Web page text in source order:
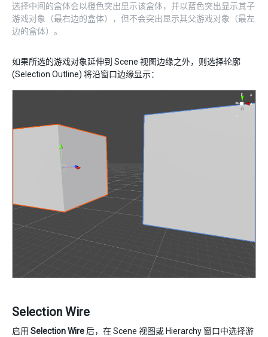
选择中间的盒体会以橙色突出显示该盒体，并以蓝色突出显示其子
游戏对象（最右边的盒体），但不会突出显示其父游戏对象（最左
边的盒体）。
如果所选的游戏对象延伸到 Scene 视图边缘之外，则选择轮廓
(Selection Outline) 将沿窗口边缘显示：
Selection Wire
启用 Selection Wire 后，在 Scene 视图或 Hierarchy 窗口中选择游